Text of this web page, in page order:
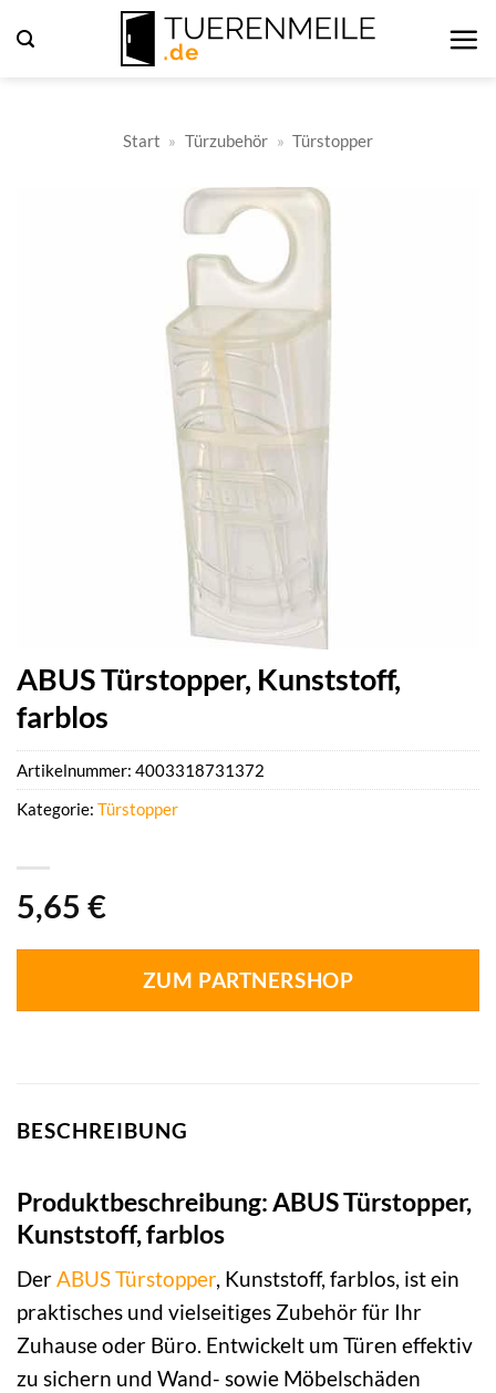
Inhalt
Start » Türzubehör » Türstopper
ABUS Türstopper, Kunststoff,
farblos
5,65 €
ZUM PARTNERSHOP
Artikelnummer: 4003318731372
Kategorie: Türstopper
BESCHREIBUNG
Produktbeschreibung: ABUS Türstopper,
Kunststoff, farblos
DerABUSTürstopper, Kunststoff, farblos, ist ein
praktisches und vielseitiges Zubehör für Ihr
Zuhause oder Büro. Entwickelt um Türen effektiv
zu sichern und Wand- sowie Möbelschäden